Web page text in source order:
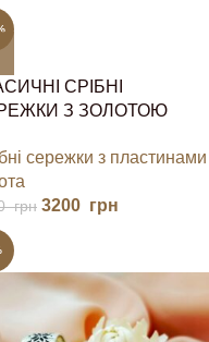
СРІБНІ
З ЗОЛОТОЮ
ЯСКРАВИХ
сережки з пластинами
грн 3200 грн